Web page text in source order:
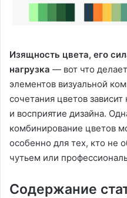
Изящность цвета, его
нагрузка — вот что
элементов визуальной
сочетания цветов
и восприятие дизайна.
комбинирование цветов
особенно для тех, кто не
чутьем или
Содержание